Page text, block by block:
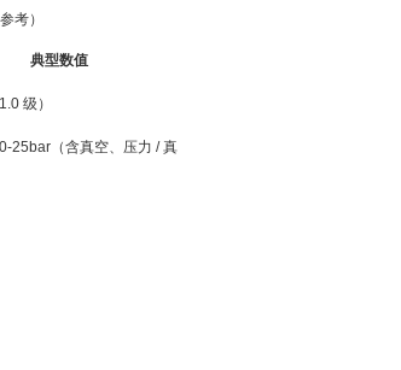
考）
典型数值
级）
25bar（含真空、压力 / 真